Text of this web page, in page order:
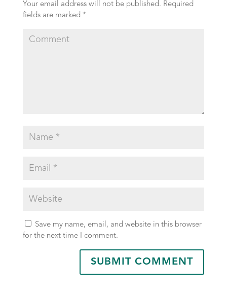
Your email address will not be published. Required
fields are marked *
Save my name, email, and website in this browser
for the next time I comment.